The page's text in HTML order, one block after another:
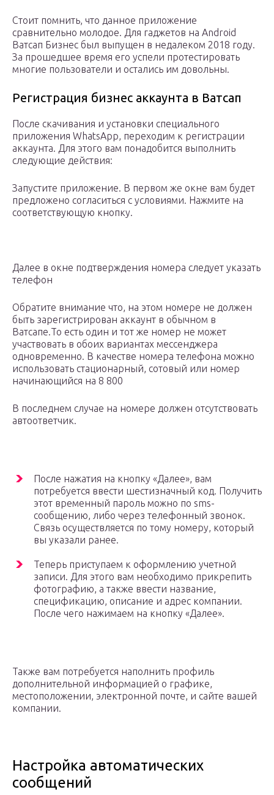
Стоит помнить, что данное приложение
сравнительно молодое. Для гаджетов на Android
Ватсап Бизнес был выпущен в недалеком 2018 году.
За прошедшее время его успели протестировать
многие пользователи и остались им довольны.
Регистрация бизнес аккаунта в Ватсап
После скачивания и установки специального
приложения WhatsApp, переходим к регистрации
аккаунта. Для этого вам понадобится выполнить
следующие действия:
Запустите приложение. В первом же окне вам будет
предложено согласиться с условиями. Нажмите на
соответствующую кнопку.
Далее в окне подтверждения номера следует указать
телефон
Обратите внимание что, на этом номере не должен
быть зарегистрирован аккаунт в обычном в
Ватсапе.То есть один и тот же номер не может
участвовать в обоих вариантах мессенджера
одновременно. В качестве номера телефона можно
использовать стационарный, сотовый или номер
начинающийся на 8 800
В последнем случае на номере должен отсутствовать
автоответчик.
После нажатия на кнопку «Далее», вам
потребуется ввести шестизначный код. Получить
этот временный пароль можно по sms-
сообщению, либо через телефонный звонок.
Связь осуществляется по тому номеру, который
вы указали ранее.
Теперь приступаем к оформлению учетной
записи. Для этого вам необходимо прикрепить
фотографию, а также ввести название,
спецификацию, описание и адрес компании.
После чего нажимаем на кнопку «Далее».
Также вам потребуется наполнить профиль
дополнительной информацией о графике,
местоположении, электронной почте, и сайте вашей
компании.
Настройка автоматических
сообщений